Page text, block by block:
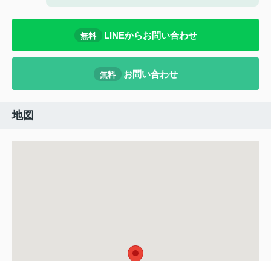
無料 LINEからお問い合わせ
無料 お問い合わせ
地図